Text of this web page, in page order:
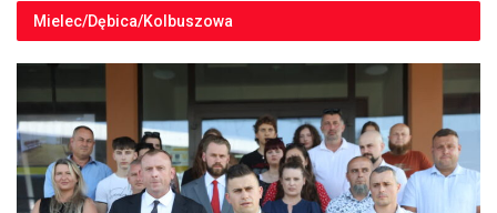
Mielec/Dębica/Kolbuszowa